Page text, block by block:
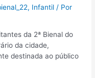
, Infantil / Por
da 2ª Bienal do
da cidade,
destinada ao público